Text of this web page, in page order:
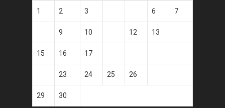
1 2 3 6 7
9 10 12 13
15 16 17
23 24 25 26
29 30